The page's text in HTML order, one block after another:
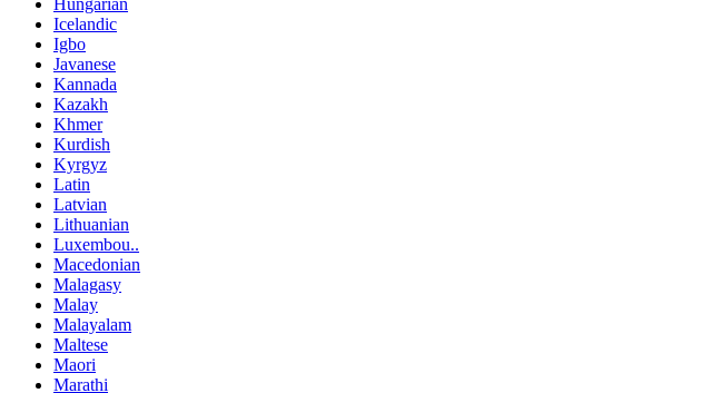
Icelandic
Igbo
Javanese
Kannada
Kazakh
Khmer
Kurdish
Kyrgyz
Latin
Latvian
Lithuanian
Luxembou..
Macedonian
Malagasy
Malay
Malayalam
Maltese
Maori
Marathi